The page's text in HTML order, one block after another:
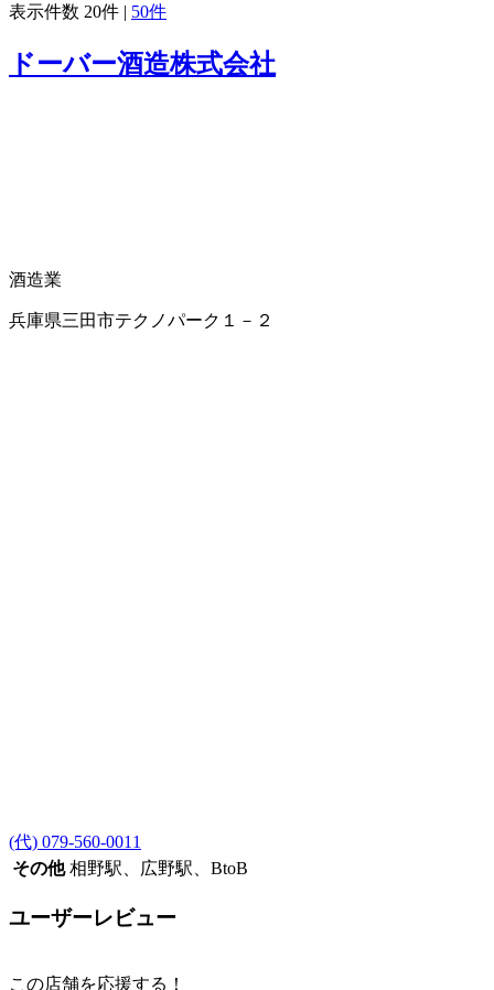
表示件数 20件 | 50件
ドーバー酒造株式会社
酒造業
兵庫県三田市テクノパーク１－２
(代) 079-560-0011
その他 相野駅、広野駅、BtoB
ユーザーレビュー
この店舗を応援する！